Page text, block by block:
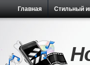
Главная Стильный